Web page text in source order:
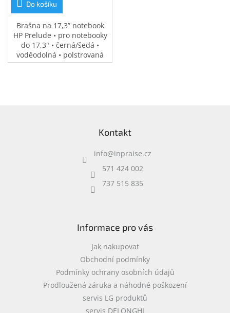
Do košíku
Brašna na 17,3” notebook
HP Prelude • pro notebooky
do 17,3" • černá/šedá •
voděodolná • polstrovaná
přihrádka na notebook •
Kontakt
info@inpraise.cz
571 424 002
737 515 835
Informace pro vás
Jak nakupovat
Obchodní podmínky
Podmínky ochrany osobních údajů
Prodloužená záruka a náhodné poškození
servis LG produktů
servis DELONGHI